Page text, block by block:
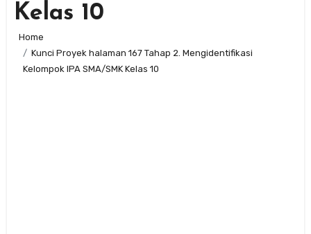
Kelas 10
Home
Kunci Proyek halaman 167 Tahap 2. Mengidentifikasi
Kelompok IPA SMA/SMK Kelas 10